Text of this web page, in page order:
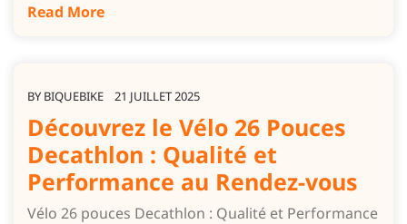
Read More
BY BIQUEBIKE 21 JUILLET 2025
Découvrez le Vélo 26 Pouces
Decathlon : Qualité et
Performance au Rendez-vous
Vélo 26 pouces Decathlon : Qualité et Performance